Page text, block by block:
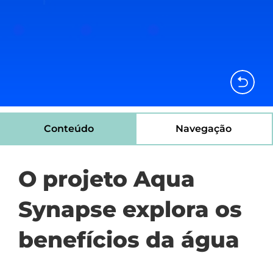
Conteúdo Navegação
O projeto Aqua
Synapse explora os
benefícios da água